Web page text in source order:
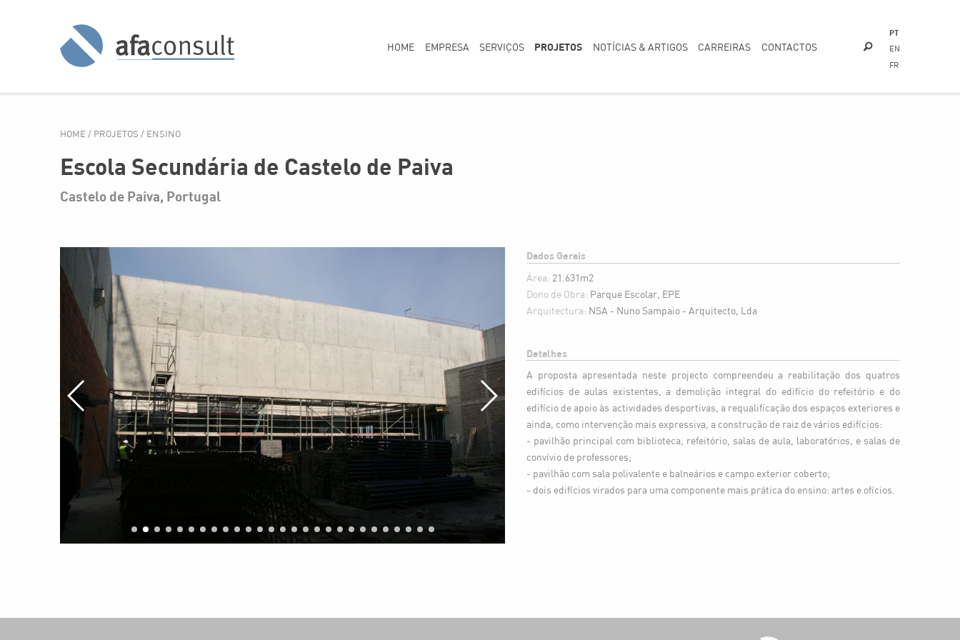
HOME EMPRESA SERVIÇOS PROJETOS NOTÍCIAS & ARTIGOS CARREIRAS CONTACTOS
PT
EN
FR
HOME / PROJETOS / ENSINO
Escola Secundária de Castelo de Paiva
Castelo de Paiva, Portugal
Dados Gerais
Área: 21.631m2
Dono de Obra: Parque Escolar, EPE
Arquitectura: NSA - Nuno Sampaio - Arquitecto, Lda
Detalhes
A proposta apresentada neste projecto compreendeu a reabilitação dos quatros
edifícios de aulas existentes, a demolição integral do edifício do refeitório e do
edifício de apoio às actividades desportivas, a requalificação dos espaços exteriores e
ainda, como intervenção mais expressiva, a construção de raiz de vários edifícios:
- pavilhão principal com biblioteca, refeitório, salas de aula, laboratórios, e salas de
convívio de professores;
- pavilhão com sala polivalente e balneários e campo exterior coberto;
- dois edifícios virados para uma componente mais prática do ensino: artes e ofícios.